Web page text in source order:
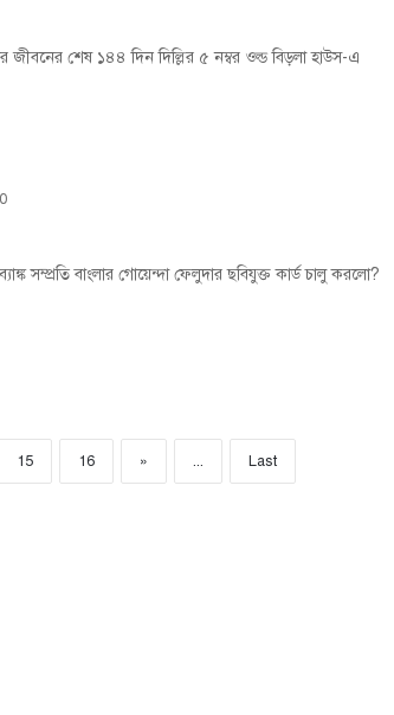
শেষ ১৪৪ দিন দিল্লির ৫ নম্বর ওল্ড বিড়লা হাউস-এ
বাংলার গোয়েন্দা ফেলুদার ছবিযুক্ত কার্ড চালু করলো?
15 16 » ... Last